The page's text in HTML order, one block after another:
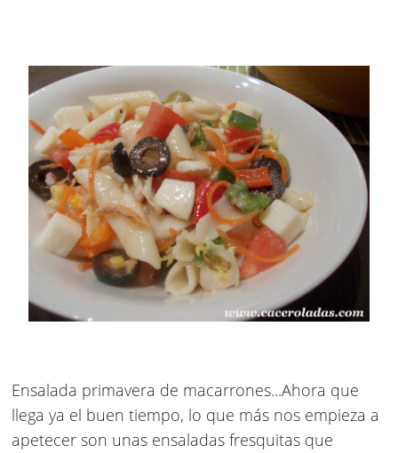
Ensalada primavera de macarrones...Ahora que
llega ya el buen tiempo, lo que más nos empieza a
apetecer son unas ensaladas fresquitas que